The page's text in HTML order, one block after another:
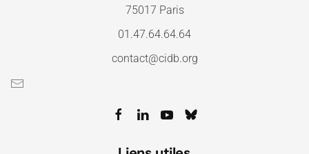
75017 Paris
01.47.64.64.64
contact@cidb.org